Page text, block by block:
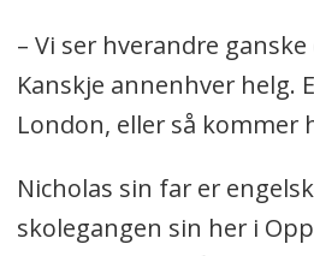
– Vi ser hverandre
Kanskje annenhver helg.
London, eller så kommer
Nicholas sin far er
skolegangen sin her i